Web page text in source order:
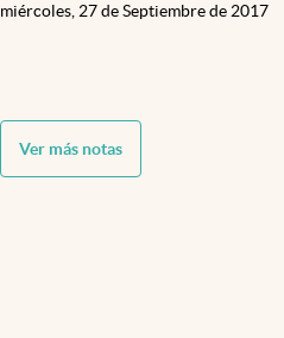
miércoles, 27 de Septiembre de 2017
Ver más notas